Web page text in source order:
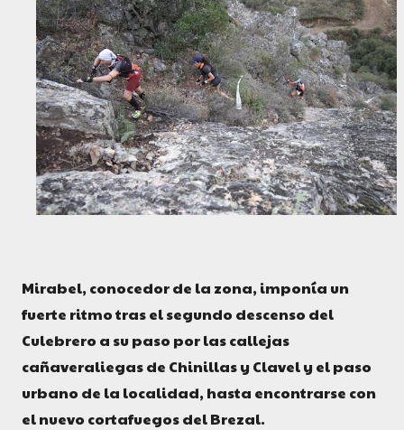
Mirabel, conocedor de la zona, imponía un
fuerte ritmo tras el segundo descenso del
Culebrero a su paso por las callejas
cañaveraliegas de Chinillas y Clavel y el paso
urbano de la localidad, hasta encontrarse con
el nuevo cortafuegos del Brezal.